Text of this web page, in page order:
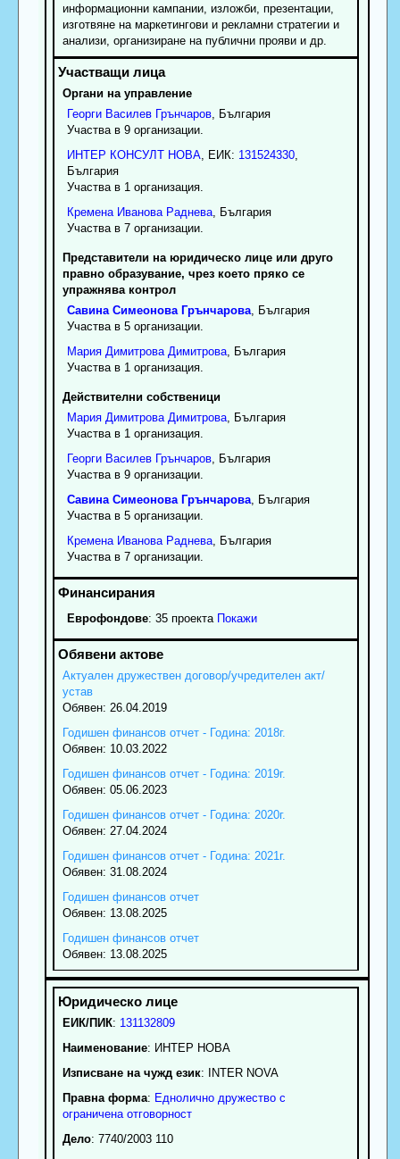
информационни кампании, изложби, презентации,
изготвяне на маркетингови и рекламни стратегии и
анализи, организиране на публични прояви и др.
Органи на управление
Георги Василев Грънчаров, България
Участва в 9 организации.
ИНТЕР КОНСУЛТ НОВА, ЕИК: 131524330,
България
Участва в 1 организация.
Кремена Иванова Раднева, България
Участва в 7 организации.
Представители на юридическо лице или друго
правно образувание, чрез което пряко се
упражнява контрол
Савина Симеонова Грънчарова, България
Участва в 5 организации.
Мария Димитрова Димитрова, България
Участва в 1 организация.
Действителни собственици
Мария Димитрова Димитрова, България
Участва в 1 организация.
Георги Василев Грънчаров, България
Участва в 9 организации.
Савина Симеонова Грънчарова, България
Участва в 5 организации.
Кремена Иванова Раднева, България
Участва в 7 организации.
Еврофондове: 35 проекта Покажи
Актуален дружествен договор/учредителен акт/
устав
Обявен: 26.04.2019
Годишен финансов отчет - Година: 2018г.
Обявен: 10.03.2022
Годишен финансов отчет - Година: 2019г.
Обявен: 05.06.2023
Годишен финансов отчет - Година: 2020г.
Обявен: 27.04.2024
Годишен финансов отчет - Година: 2021г.
Обявен: 31.08.2024
Годишен финансов отчет
Обявен: 13.08.2025
Годишен финансов отчет
Обявен: 13.08.2025
ЕИК/ПИК: 131132809
Наименование: ИНТЕР НОВА
Изписване на чужд език: INTER NOVA
Правна форма: Еднолично дружество с
ограничена отговорност
Дело: 7740/2003 110